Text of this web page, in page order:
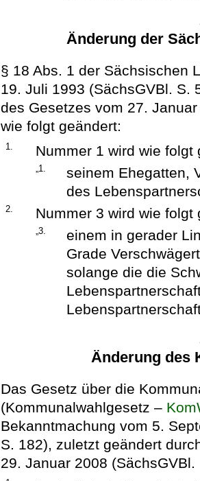
Änderung der
§ 18 Abs. 1 der Sächsischen
19. Juli 1993 (SächsGVBl. S.
des Gesetzes vom 27.
wie folgt geändert:
1. Nummer 1 wird wie folgt
„1.
seinem Ehegatten,
des
2. Nummer 3 wird wie folgt
„3.
einem in gerader
Grade
solange die die
Änderung des
Das Gesetz über die
(Kommunalwahlgesetz –
Bekanntmachung vom 5.
S. 182), zuletzt geändert
29. Januar 2008